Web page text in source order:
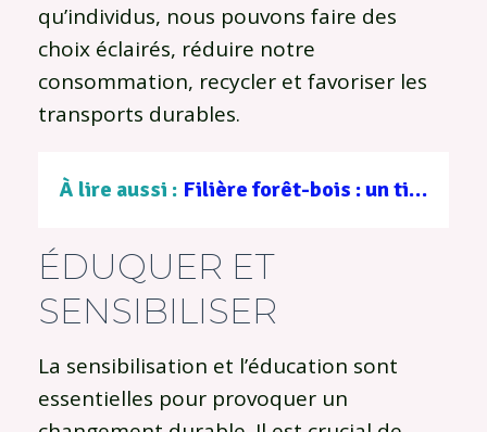
qu’individus, nous pouvons faire des
choix éclairés, réduire notre
consommation, recycler et favoriser les
transports durables.
À lire aussi : Filière forêt-bois : un tissu d’entreprises au service d’une gestion durable
ÉDUQUER ET
SENSIBILISER
La sensibilisation et l’éducation sont
essentielles pour provoquer un